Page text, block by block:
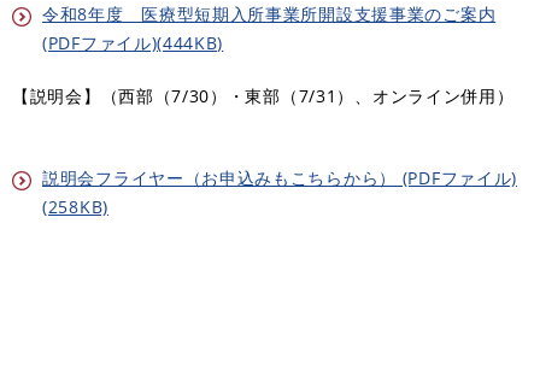
令和8年度 医療型短期入所事業所開設支援事業のご案内
(PDFファイル)(444KB)
【説明会】（西部（7/30）・東部（7/31）、オンライン併用）
説明会フライヤー（お申込みもこちらから） (PDFファイル)
(258KB)